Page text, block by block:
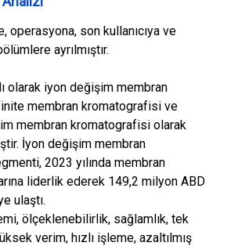
operasyona, son kullanıcıya ve
ayrılmıştır.
olarak iyon değişim membran
membran kromatografisi ve
membran kromatografisi olarak
İyon değişim membran
2023 yılında membran
liderlik ederek 149,2 milyon ABD
ulaştı.
ölçeklenebilirlik, sağlamlık, tek
verim, hızlı işleme, azaltılmış